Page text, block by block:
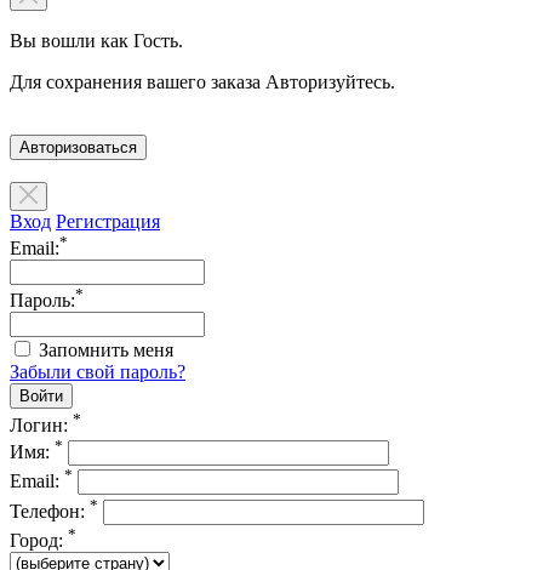
Вы вошли как Гость.
Для сохранения вашего заказа Авторизуйтесь.
Авторизоваться
Вход Регистрация
Email:*
Пароль:*
Запомнить меня
Забыли свой пароль?
Логин: *
Имя: *
Email: *
Телефон: *
Город: *